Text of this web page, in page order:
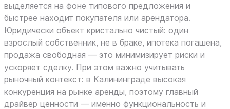
выделяется на фоне типового предложения и
быстрее находит покупателя или арендатора.
Юридически объект кристально чистый: один
взрослый собственник, не в браке, ипотека погашена,
продажа свободная — это минимизирует риски и
ускоряет сделку. При этом важно учитывать
рыночный контекст: в Калининграде высокая
конкуренция на рынке аренды, поэтому главный
драйвер ценности — именно функциональность и